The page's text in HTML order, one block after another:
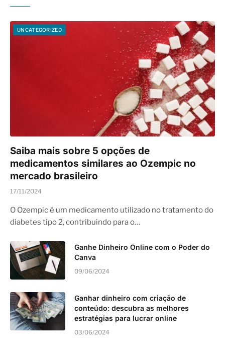
UNCATEGORIZED
Saiba mais sobre 5 opções de
medicamentos similares ao Ozempic no
mercado brasileiro
17/11/2024
O Ozempic é um medicamento utilizado no tratamento do
diabetes tipo 2, contribuindo para o…
Ganhe Dinheiro Online com o Poder do
Canva
09/06/2024
Ganhar dinheiro com criação de
conteúdo: descubra as melhores
estratégias para lucrar online
03/06/2024